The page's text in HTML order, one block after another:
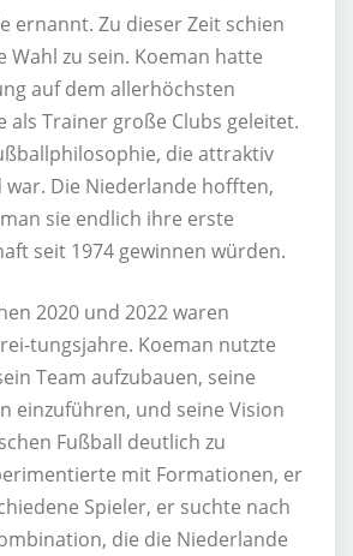
ernannt. Zu dieser Zeit schien
Wahl zu sein. Koeman hatte
auf dem allerhöchsten
als Trainer große Clubs geleitet.
die attraktiv
Die Niederlande hofften,
sie endlich ihre erste
seit 1974 gewinnen würden.
2020 und 2022 waren
tungsjahre. Koeman nutzte
Team aufzubauen, seine
einzuführen, und seine Vision
Fußball deutlich zu
mit Formationen, er
Spieler, er suchte nach
die die Niederlande